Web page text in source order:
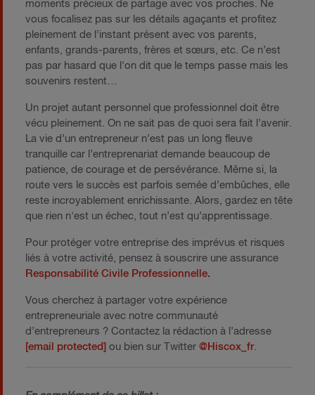
moments précieux de partage avec vos proches. Ne
vous focalisez pas sur les détails agaçants et profitez
pleinement de l’instant présent avec vos parents,
enfants, grands-parents, frères et sœurs, etc. Ce n’est
pas par hasard que l'on dit que le temps passe mais les
souvenirs restent…
Un projet autant personnel que professionnel doit être
vécu pleinement. On ne sait pas de quoi sera fait l’avenir.
La vie d’un entrepreneur n’est pas un long fleuve
tranquille car l’entreprenariat demande beaucoup de
patience, de courage et de persévérance. Même si, la
route vers le succès est parfois semée d’embûches, elle
reste incroyablement enrichissante. Alors, gardez en tête
que rien n'est un échec, tout n’est qu’apprentissage.
Pour protéger votre entreprise des imprévus et risques
liés à votre activité, pensez à souscrire une assurance
Responsabilité Civile Professionnelle.
Vous cherchez à partager votre expérience
entrepreneuriale avec notre communauté
d’entrepreneurs ? Contactez la rédaction à l’adresse
[email protected] ou bien sur Twitter @Hiscox_fr.